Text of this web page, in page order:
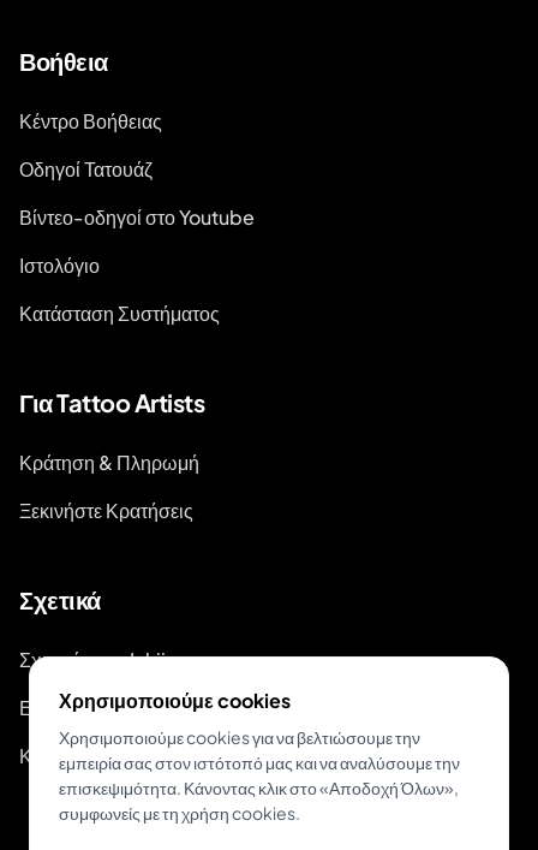
Βοήθεια
Κέντρο Βοήθειας
Οδηγοί Τατουάζ
Βίντεο-οδηγοί στο Youtube
Ιστολόγιο
Κατάσταση Συστήματος
Για Tattoo Artists
Κράτηση & Πληρωμή
Ξεκινήστε Κρατήσεις
Σχετικά
Σχετικά με το Inkjin
Επικοινωνία
Κιτ Επωνυμίας
Χρησιμοποιούμε cookies
Χρησιμοποιούμε cookies για να βελτιώσουμε την
εμπειρία σας στον ιστότοπό μας και να αναλύσουμε την
επισκεψιμότητα. Κάνοντας κλικ στο «Αποδοχή Όλων»,
συμφωνείς με τη χρήση cookies.